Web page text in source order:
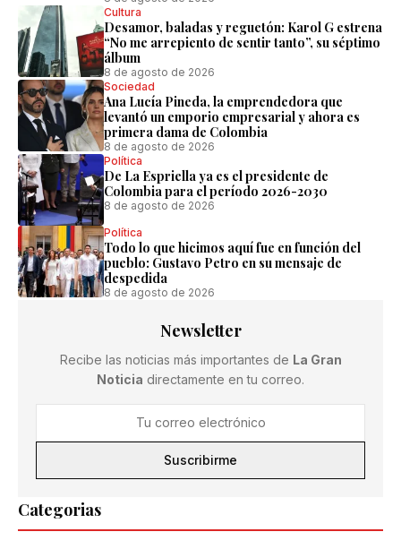
Cultura
Desamor, baladas y reguetón: Karol G estrena
“No me arrepiento de sentir tanto”, su séptimo
álbum
8 de agosto de 2026
Sociedad
Ana Lucía Pineda, la emprendedora que
levantó un emporio empresarial y ahora es
primera dama de Colombia
8 de agosto de 2026
Política
De La Espriella ya es el presidente de
Colombia para el período 2026-2030
8 de agosto de 2026
Política
Todo lo que hicimos aquí fue en función del
pueblo: Gustavo Petro en su mensaje de
despedida
8 de agosto de 2026
Categorias
Newsletter
Recibe las noticias más importantes de La Gran
Noticia directamente en tu correo.
Suscribirme